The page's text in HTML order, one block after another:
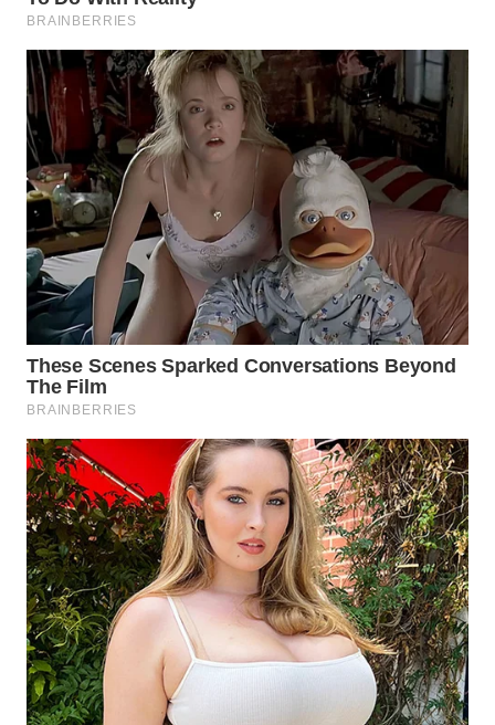
WAHANA
WAHANA
PERSONA
WAHANA
OTOMOTIF
WAHANA
HEALTH
WAHANA
DESA
WISATA
LAPAK
WAHANA
Wahana
Network
KONSUMEN
LISTRIK
MASYARAKAT
KELISTRIKAN